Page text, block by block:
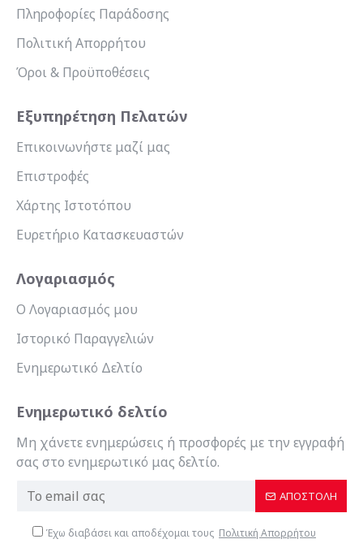
Πληροφορίες Παράδοσης
Πολιτική Απορρήτου
Όροι & Προϋποθέσεις
Εξυπηρέτηση Πελατών
Επικοινωνήστε μαζί μας
Επιστροφές
Χάρτης Ιστοτόπου
Ευρετήριο Κατασκευαστών
Λογαριασμός
Ο Λογαριασμός μου
Ιστορικό Παραγγελιών
Ενημερωτικό Δελτίο
Ενημερωτικό δελτίο
Μη χάνετε ενημερώσεις ή προσφορές με την εγγραφή
σας στο ενημερωτικό μας δελτίο.
ΑΠΟΣΤΟΛΉ
Έχω διαβάσει και αποδέχομαι τους Πολιτική Απορρήτου